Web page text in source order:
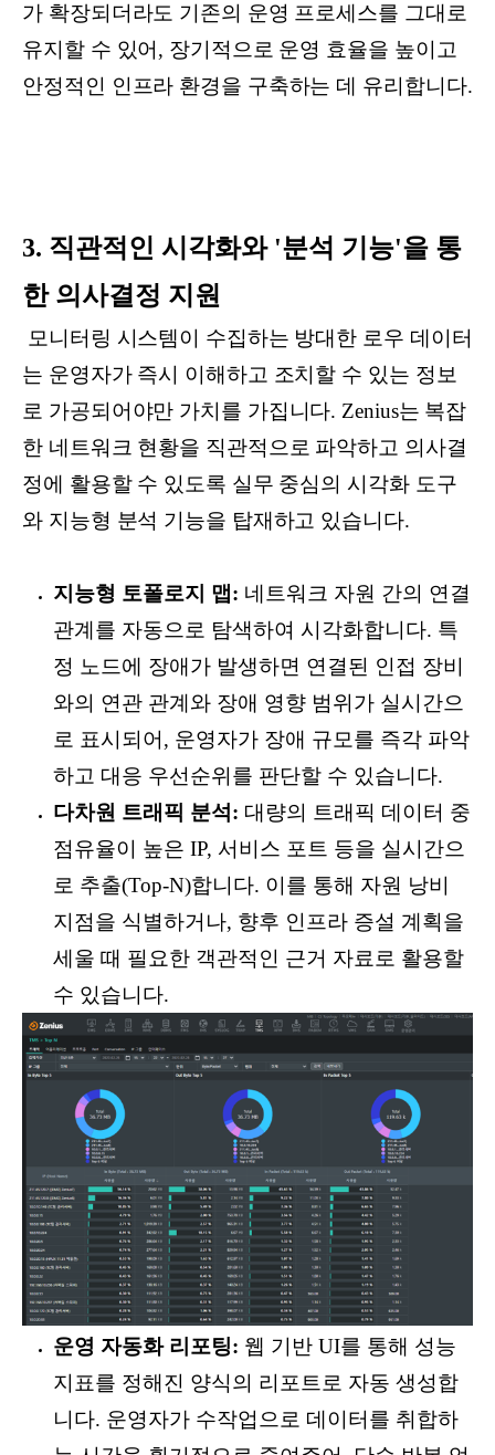
가 확장되더라도 기존의 운영 프로세스를 그대로
유지할 수 있어, 장기적으로 운영 효율을 높이고
안정적인 인프라 환경을 구축하는 데 유리합니다.
3. 직관적인 시각화와 '분석 기능'을 통
한 의사결정 지원
모니터링 시스템이 수집하는 방대한 로우 데이터
는 운영자가 즉시 이해하고 조치할 수 있는 정보
로 가공되어야만 가치를 가집니다. Zenius는 복잡
한 네트워크 현황을 직관적으로 파악하고 의사결
정에 활용할 수 있도록 실무 중심의 시각화 도구
와 지능형 분석 기능을 탑재하고 있습니다.
지능형 토폴로지 맵: 네트워크 자원 간의 연결
관계를 자동으로 탐색하여 시각화합니다. 특
정 노드에 장애가 발생하면 연결된 인접 장비
와의 연관 관계와 장애 영향 범위가 실시간으
로 표시되어, 운영자가 장애 규모를 즉각 파악
하고 대응 우선순위를 판단할 수 있습니다.
다차원 트래픽 분석: 대량의 트래픽 데이터 중
점유율이 높은 IP, 서비스 포트 등을 실시간으
로 추출(Top-N)합니다. 이를 통해 자원 낭비
지점을 식별하거나, 향후 인프라 증설 계획을
세울 때 필요한 객관적인 근거 자료로 활용할
수 있습니다.
운영 자동화 리포팅: 웹 기반 UI를 통해 성능
지표를 정해진 양식의 리포트로 자동 생성합
니다. 운영자가 수작업으로 데이터를 취합하